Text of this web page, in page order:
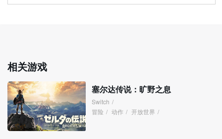
相关游戏
塞尔达传说：旷野之息
Switch /
冒险 / 动作 / 开放世界 /